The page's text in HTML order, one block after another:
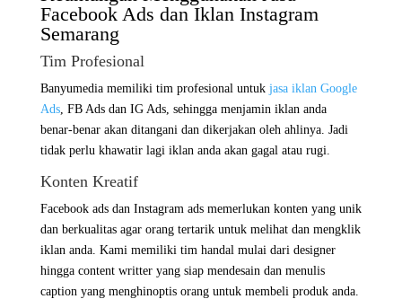
Facebook Ads dan Iklan Instagram
Semarang
Tim Profesional
Banyumedia memiliki tim profesional untuk jasa iklan Google
Ads, FB Ads dan IG Ads, sehingga menjamin iklan anda
benar-benar akan ditangani dan dikerjakan oleh ahlinya. Jadi
tidak perlu khawatir lagi iklan anda akan gagal atau rugi.
Konten Kreatif
Facebook ads dan Instagram ads memerlukan konten yang unik
dan berkualitas agar orang tertarik untuk melihat dan mengklik
iklan anda. Kami memiliki tim handal mulai dari designer
hingga content writter yang siap mendesain dan menulis
caption yang menghinoptis orang untuk membeli produk anda.